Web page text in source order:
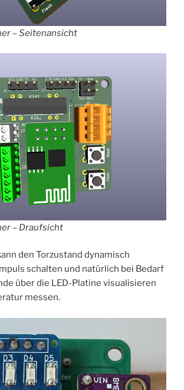
– Seitenansicht
– Draufsicht
den Torzustand dynamisch
schalten und natürlich bei Bedarf
über die LED-Platine visualisieren
messen.